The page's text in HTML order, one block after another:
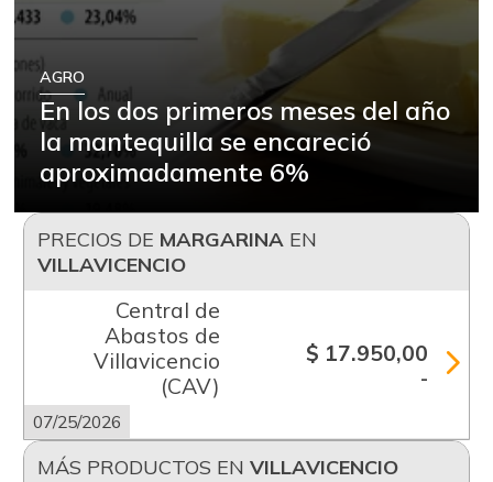
AGRO
En los dos primeros meses del año
la mantequilla se encareció
aproximadamente 6%
PRECIOS DE MARGARINAEN
VILLAVICENCIO
Central de
Abastos de
Villavicencio
(CAV)
07/25/2026
$ 17.950,00
-
MÁS PRODUCTOS EN VILLAVICENCIO